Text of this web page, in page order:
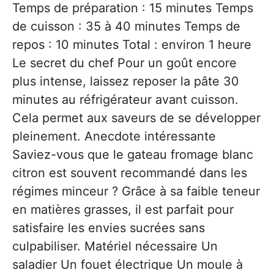
Temps de préparation : 15 minutes Temps
de cuisson : 35 à 40 minutes Temps de
repos : 10 minutes Total : environ 1 heure
Le secret du chef Pour un goût encore
plus intense, laissez reposer la pâte 30
minutes au réfrigérateur avant cuisson.
Cela permet aux saveurs de se développer
pleinement. Anecdote intéressante
Saviez-vous que le gateau fromage blanc
citron est souvent recommandé dans les
régimes minceur ? Grâce à sa faible teneur
en matières grasses, il est parfait pour
satisfaire les envies sucrées sans
culpabiliser. Matériel nécessaire Un
saladier Un fouet électrique Un moule à